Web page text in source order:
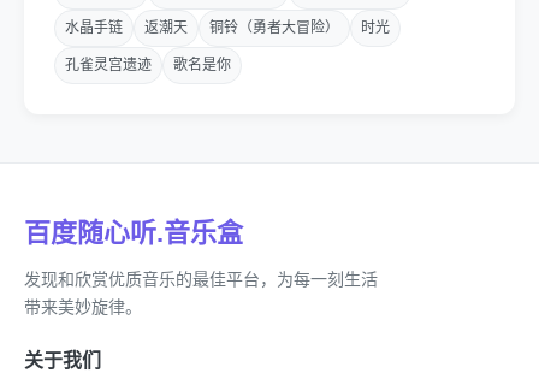
水晶手链 返潮天 铜铃（勇者大冒险） 时光
孔雀灵宫遗迹 歌名是你
百度随心听.音乐盒
发现和欣赏优质音乐的最佳平台，为每一刻生活
带来美妙旋律。
关于我们